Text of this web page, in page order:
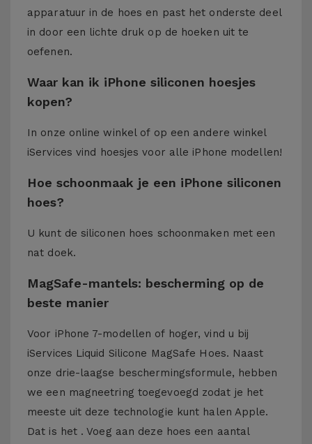
apparatuur in de hoes en past het onderste deel
in door een lichte druk op de hoeken uit te
oefenen.
Waar kan ik iPhone siliconen hoesjes
kopen?
In onze online winkel of op een andere winkel
iServices vind hoesjes voor alle iPhone modellen!
Hoe schoonmaak je een iPhone siliconen
hoes?
U kunt de siliconen hoes schoonmaken met een
nat doek.
MagSafe-mantels: bescherming op de
beste manier
Voor iPhone 7-modellen of hoger, vind u bij
iServices Liquid Silicone MagSafe Hoes. Naast
onze drie-laagse beschermingsformule, hebben
we een magneetring toegevoegd zodat je het
meeste uit deze technologie kunt halen Apple.
Dat is het . Voeg aan deze hoes een aantal